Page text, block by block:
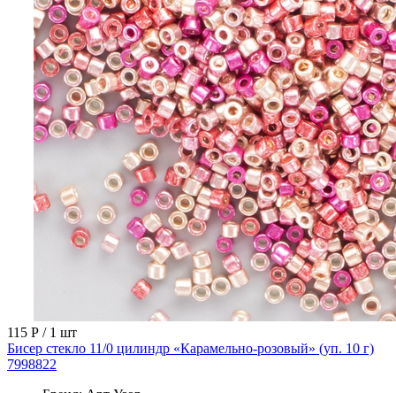
115 Р / 1 шт
Бисер стекло 11/0 цилиндр «Карамельно-розовый» (уп. 10 г)
7998822